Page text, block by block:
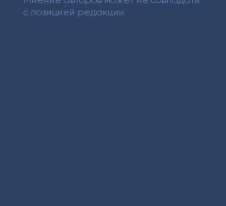
с позицией редакции.